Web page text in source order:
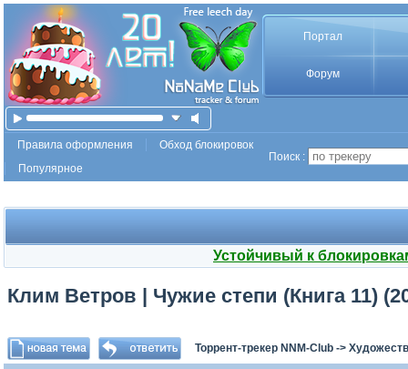
Портал
Форум
Правила оформления
Обход блокировок
Популярное
Поиск :
Устойчивый к
Клим Ветров | Чужие степи (Книга 11)
Торрент-трекер NNM-Club ->